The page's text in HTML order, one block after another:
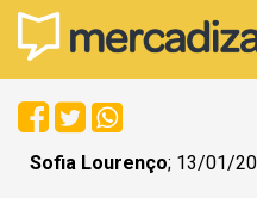
Sofia Lourenço; 13/01/